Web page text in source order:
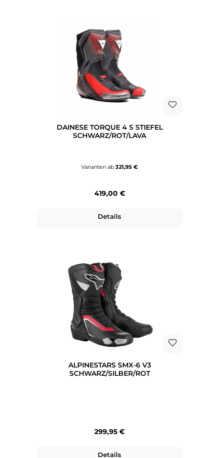
DAINESE TORQUE 4 S STIEFEL
SCHWARZ/ROT/LAVA
Varianten ab 321,95 €
Regulärer Preis:
419,00 €
Details
ALPINESTARS SMX-6 V3
SCHWARZ/SILBER/ROT
Regulärer Preis:
299,95 €
Details